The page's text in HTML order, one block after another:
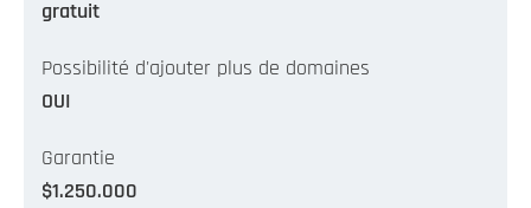
gratuit
Possibilité d'ajouter plus de domaines
OUI
Garantie
$1.250.000